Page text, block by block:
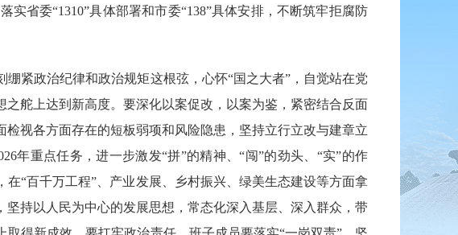
省委“1310”具体部署和市委“138”具体安排，不断筑牢拒腐防
紧政治纪律和政治规矩这根弦，心怀“国之大者”，自觉站在党
舵上达到新高度。要深化以案促改，以案为鉴，紧密结合反面
视各方面存在的短板弱项和风险隐患，坚持立行立改与建章立
年重点任务，进一步激发“拼”的精神、“闯”的劲头、“实”的作
“百千万工程”、产业发展、乡村振兴、绿美生态建设等方面拿
持以人民为中心的发展思想，常态化深入基层、深入群众，带